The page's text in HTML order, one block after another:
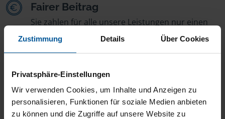
Zustimmung Details Über Cookies
Privatsphäre-Einstellungen
Wir verwenden Cookies, um Inhalte und Anzeigen zu
personalisieren, Funktionen für soziale Medien anbieten
zu können und die Zugriffe auf unsere Website zu
Fairer Beitrag
Sie zahlen für alle unsere Leistungen nur einen
jährlichen Mitgliedsbeitrag, der sich nach Ihren
Jahreseinnahmen richtet.